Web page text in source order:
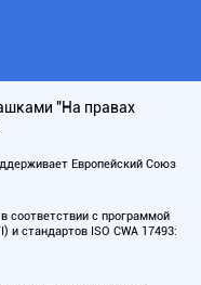
"На правах
Европейский Союз
соответствии с программой
стандартов ISO CWA 17493: